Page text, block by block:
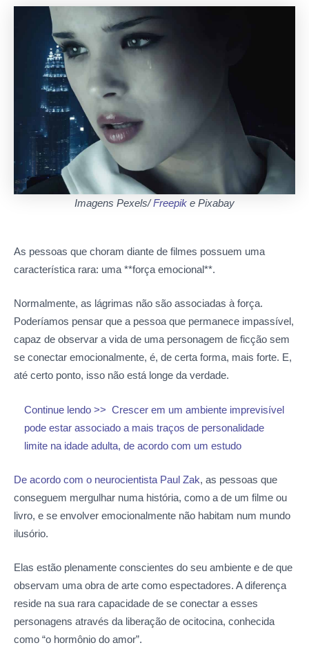
Imagens Pexels/Freepik e Pixabay
As pessoas que choram diante de filmes possuem uma
característica rara: uma **força emocional**.
Normalmente, as lágrimas não são associadas à força.
Poderíamos pensar que a pessoa que permanece impassível,
capaz de observar a vida de uma personagem de ficção sem
se conectar emocionalmente, é, de certa forma, mais forte. E,
até certo ponto, isso não está longe da verdade.
Continue lendo >> Crescer em um ambiente imprevisível
pode estar associado a mais traços de personalidade
limite na idade adulta, de acordo com um estudo
De acordo com o neurocientista Paul Zak, as pessoas que
conseguem mergulhar numa história, como a de um filme ou
livro, e se envolver emocionalmente não habitam num mundo
ilusório.
Elas estão plenamente conscientes do seu ambiente e de que
observam uma obra de arte como espectadores. A diferença
reside na sua rara capacidade de se conectar a esses
personagens através da liberação de ocitocina, conhecida
como “o hormônio do amor”.